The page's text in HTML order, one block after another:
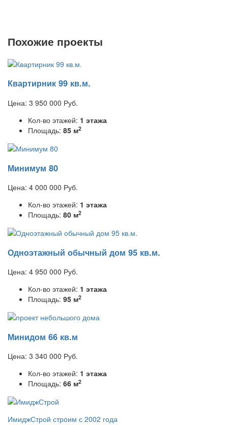
Похожие проекты
Квартирник 99 кв.м.
Цена: 3 950 000 Руб.
Кол-во этажей: 1 этажа
Площадь: 85 м2
Минимум 80
Цена: 4 000 000 Руб.
Кол-во этажей: 1 этажа
Площадь: 80 м2
Одноэтажный обычный дом 95 кв.м.
Цена: 4 950 000 Руб.
Кол-во этажей: 1 этажа
Площадь: 95 м2
Минидом 66 кв.м
Цена: 3 340 000 Руб.
Кол-во этажей: 1 этажа
Площадь: 66 м2
ИмиджСтрой строим с 2002 года